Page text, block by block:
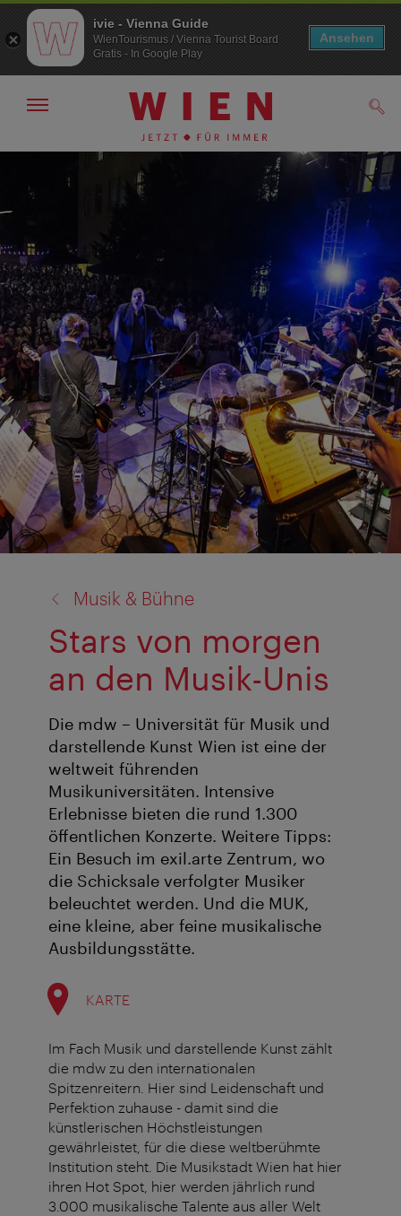
Zur
Navigation
Zum
Navigation
Musik & Bühne
Stars von morgen
an den Musik-Unis
Die mdw – Universität für Musik und
darstellende Kunst Wien ist eine der
weltweit führenden
Musikuniversitäten. Intensive
Erlebnisse bieten die rund 1.300
öffentlichen Konzerte. Weitere Tipps:
Ein Besuch im exil.arte Zentrum, wo
die Schicksale verfolgter Musiker
beleuchtet werden. Und die MUK,
eine kleine, aber feine musikalische
Ausbildungsstätte.
KARTE
Im Fach Musik und darstellende Kunst zählt
die mdw zu den internationalen
Spitzenreitern. Hier sind Leidenschaft und
Perfektion zuhause - damit sind die
künstlerischen Höchstleistungen
gewährleistet, für die diese weltberühmte
Institution steht. Die Musikstadt Wien hat hier
ihren Hot Spot, hier werden jährlich rund
3.000 musikalische Talente aus aller Welt
ivie - Vienna Guide
WienTourismus / Vienna Tourist Board
Gratis - In Google Play
Ansehen